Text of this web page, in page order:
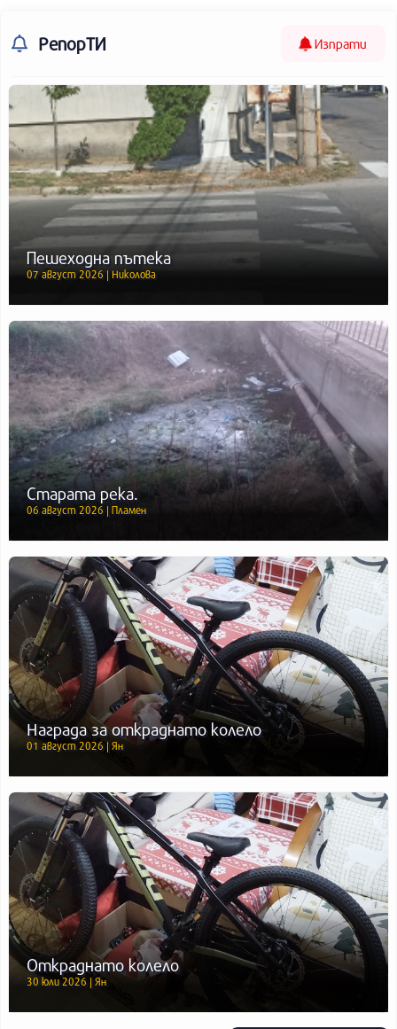
РепорТИ Изпрати
Пешеходна пътека
07 август 2026 | Николова
Старата река.
06 август 2026 | Пламен
Награда за откраднато колело
01 август 2026 | Ян
Откраднато колело
30 юли 2026 | Ян